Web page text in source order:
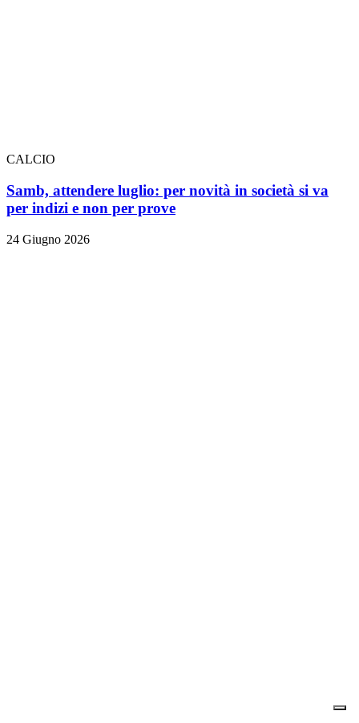
CALCIO
Samb, attendere luglio: per novità in società si va
per indizi e non per prove
24 Giugno 2026